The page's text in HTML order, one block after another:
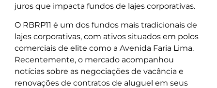
juros que impacta fundos de lajes corporativas.
O RBRP11 é um dos fundos mais tradicionais de
lajes corporativas, com ativos situados em polos
comerciais de elite como a Avenida Faria Lima.
Recentemente, o mercado acompanhou
notícias sobre as negociações de vacância e
renovações de contratos de aluguel em seus